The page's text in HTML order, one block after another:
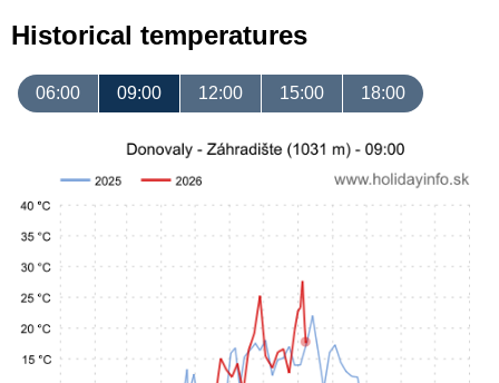
Historical temperatures
06:00 09:00 12:00 15:00 18:00